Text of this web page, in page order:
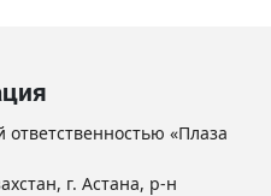
«Плаза
г. Астана, р-н